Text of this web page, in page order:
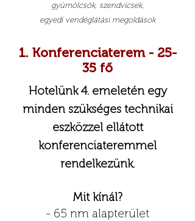
gyümölcsök, szendvicsek,
egyedi vendéglátási megoldások​​​​
1. Konferenciaterem - 25-
35 fő
Hotelünk 4. emeletén egy
minden szükséges technikai
eszközzel ellátott
konferenciateremmel
rendelkezünk.
Mit kínál?
- 65 nm alapterület